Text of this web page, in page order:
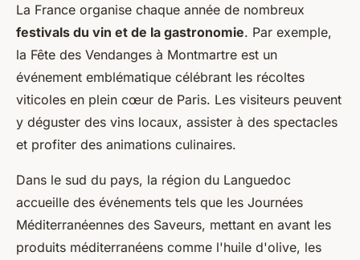
La France organise chaque année de nombreux
festivals du vin et de la gastronomie. Par exemple,
la Fête des Vendanges à Montmartre est un
événement emblématique célébrant les récoltes
viticoles en plein cœur de Paris. Les visiteurs peuvent
y déguster des vins locaux, assister à des spectacles
et profiter des animations culinaires.
Dans le sud du pays, la région du Languedoc
accueille des événements tels que les Journées
Méditerranéennes des Saveurs, mettant en avant les
produits méditerranéens comme l'huile d'olive, les